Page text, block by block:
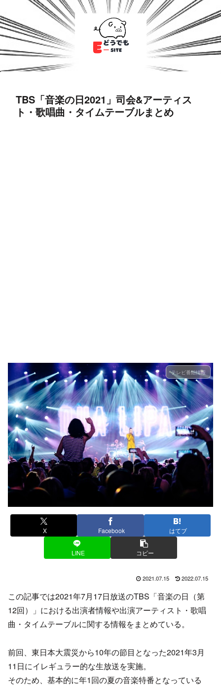
TBS「音楽の日2021」司会&アーティス
ト・歌唱曲・タイムテーブルまとめ
テレビ番組情報
X Facebook はてブ
LINE コピー
2021.07.15 2022.07.15
この記事では2021年7月17日放送のTBS「音楽の日（第
12回）」における出演者情報や出演アーティスト・歌唱
曲・タイムテーブルに関する情報をまとめている。
前回、東日本大震災から10年の節目となった2021年3月
11日にイレギュラー的な生放送を実施。
そのため、基本的に年1回の夏の音楽特番となっている